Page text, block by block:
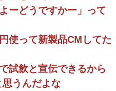
ーどうですかー」って
使って新製品CMしてた
試飲と宣伝できるから
うんだよな